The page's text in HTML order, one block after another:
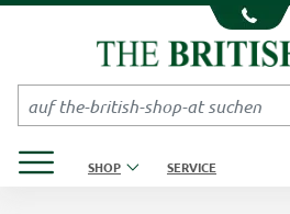
Kompletten Head der Seite überspringen
SHOP SERVICE